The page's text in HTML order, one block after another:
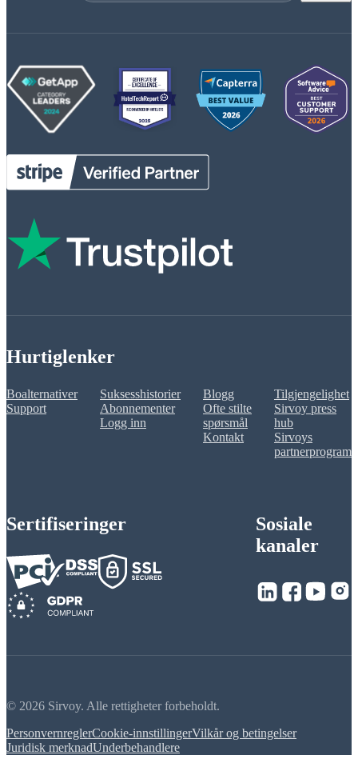
Hurtiglenker
Boalternativer
Support
Suksesshistorier
Abonnementer
Logg inn
Blogg
Ofte stilte
spørsmål
Kontakt
Tilgjengelighet
Sirvoy press
hub
Sirvoys
partnerprogram
Sertifiseringer
Sosiale
kanaler
© 2026 Sirvoy. Alle rettigheter forbeholdt.
PersonvernreglerCookie-innstillingerVilkår og betingelser
Juridisk merknadUnderbehandlere